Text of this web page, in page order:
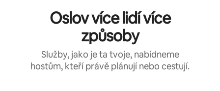
Oslov více lidí více
způsoby
Služby, jako je ta tvoje, nabídneme
hostům, kteří právě plánují nebo cestují.